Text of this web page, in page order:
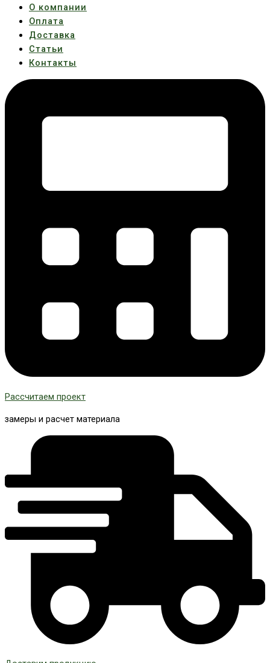
О компании
Оплата
Доставка
Статьи
Контакты
Рассчитаем проект
замеры и расчет материала